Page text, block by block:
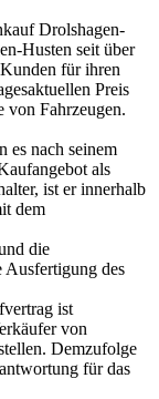
Drolshagen-
Husten seit über
für ihren
Preis
von Fahrzeugen.
es nach seinem
als
ist er innerhalb
dem
die
Ausfertigung des
ist
von
Demzufolge
für das